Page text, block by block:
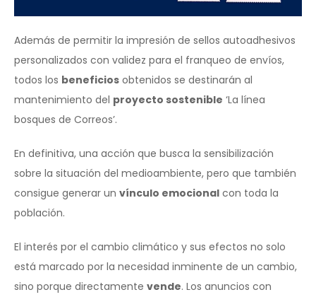
Además de permitir la impresión de sellos autoadhesivos
personalizados con validez para el franqueo de envíos,
todos los beneficios obtenidos se destinarán al
mantenimiento del proyecto sostenible ‘La línea
bosques de Correos’.
En definitiva, una acción que busca la sensibilización
sobre la situación del medioambiente, pero que también
consigue generar un vínculo emocional con toda la
población.
El interés por el cambio climático y sus efectos no solo
está marcado por la necesidad inminente de un cambio,
sino porque directamente vende. Los anuncios con